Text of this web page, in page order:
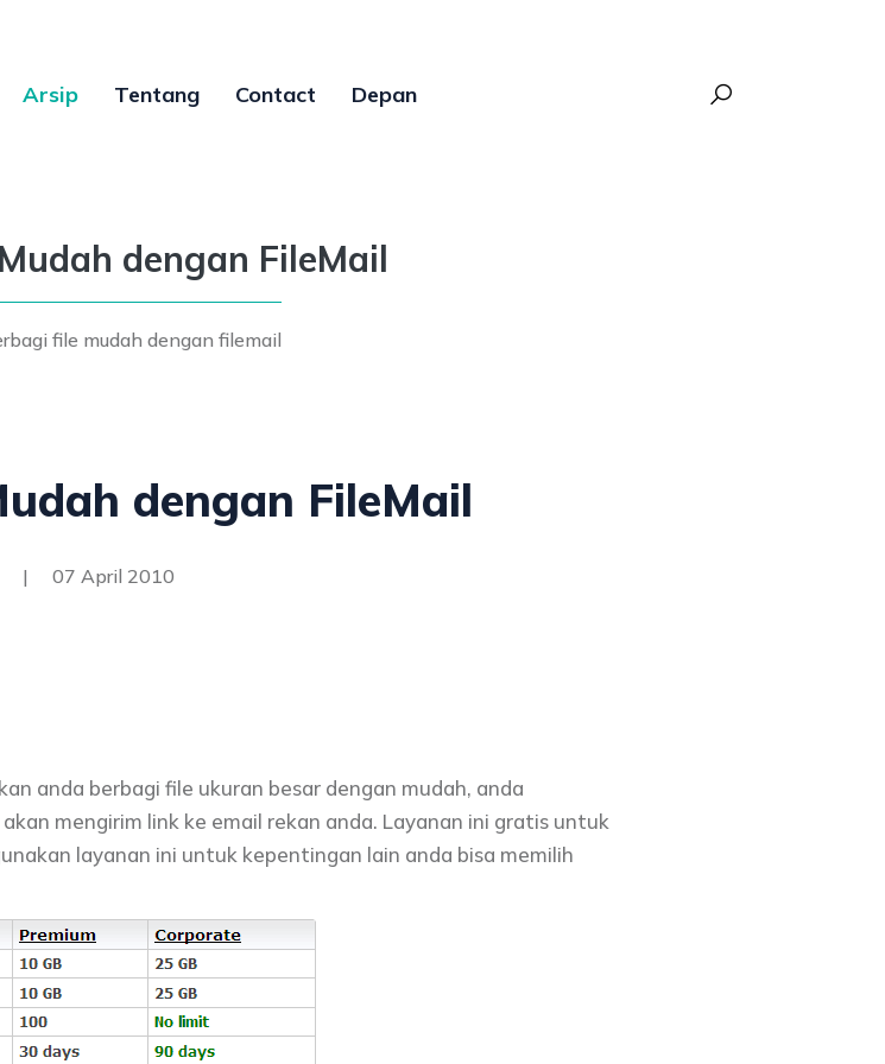
Arsip Tentang Contact Depan
dengan FileMail
file mudah dengan filemail
dengan FileMail
| 07 April 2010
anda berbagi file ukuran besar dengan mudah, anda
mengirim link ke email rekan anda. Layanan ini gratis untuk
layanan ini untuk kepentingan lain anda bisa memilih